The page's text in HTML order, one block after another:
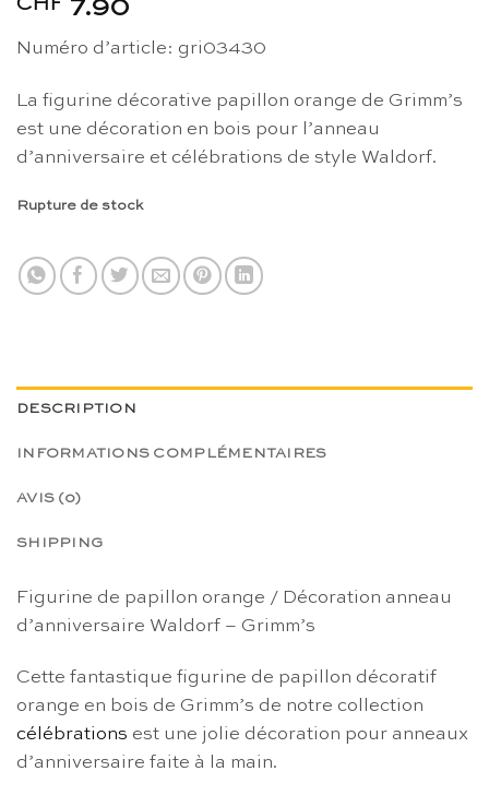
7.90
Numéro d’article: gri03430
La figurine décorative papillon orange de Grimm’s
est une décoration en bois pour l’anneau
d’anniversaire et célébrations de style Waldorf.
Rupture de stock
DESCRIPTION
INFORMATIONS COMPLÉMENTAIRES
AVIS (0)
SHIPPING
Figurine de papillon orange / Décoration anneau
d’anniversaire Waldorf – Grimm’s
Cette fantastique figurine de papillon décoratif
orange en bois de Grimm’s de notre collection
célébrations est une jolie décoration pour anneaux
d’anniversaire faite à la main.